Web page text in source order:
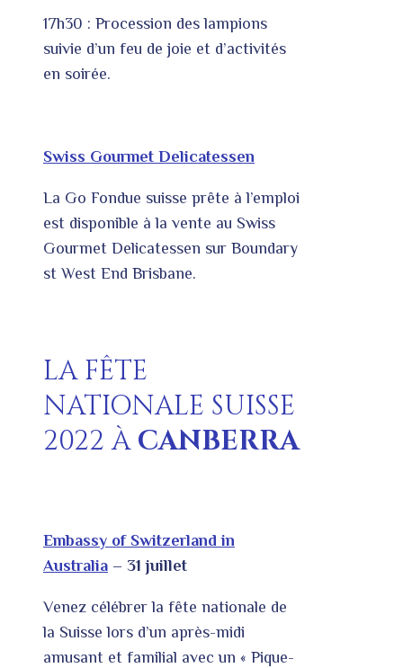
17h30 : Procession des lampions
suivie d’un feu de joie et d’activités
en soirée.
Swiss Gourmet Delicatessen
La Go Fondue suisse prête à l’emploi
est disponible à la vente au Swiss
Gourmet Delicatessen sur Boundary
st West End Brisbane.
LA FÊTE
NATIONALE SUISSE
2022 À CANBERRA
Embassy of Switzerland in
Australia – 31 juillet
Venez célébrer la fête nationale de
la Suisse lors d’un après-midi
amusant et familial avec un « Pique-